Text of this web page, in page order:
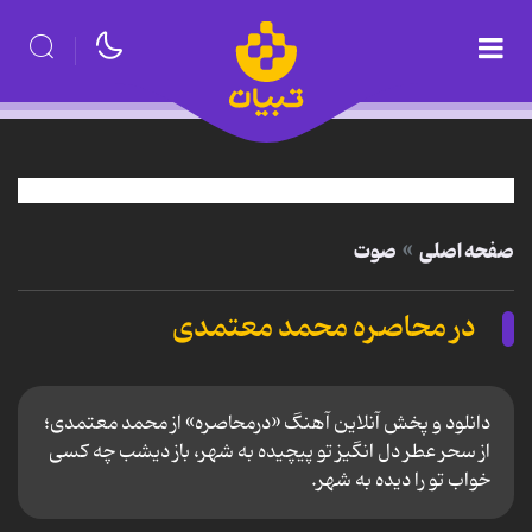
صفحه اصلی صوت
در محاصره محمد معتمدی
دانلود و پخش آنلاین آهنگ «درمحاصره» از محمد معتمدی؛
از سحر عطر دل انگیز تو پیچیده به شهر، باز دیشب چه کسی
خواب تو را دیده به شهر.